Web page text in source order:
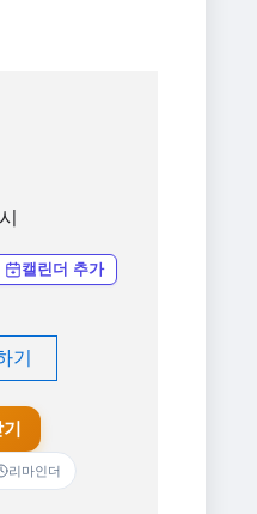
캘린더 추가
기
리마인더